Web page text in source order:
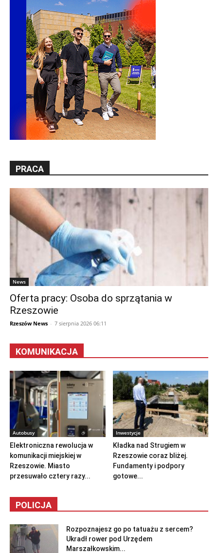
PRACA
News
Oferta pracy: Osoba do sprzątania w
Rzeszowie
Rzeszów News - 7 sierpnia 2026 06:11
KOMUNIKACJA
Autobusy
Elektroniczna rewolucja w
komunikacji miejskiej w
Rzeszowie. Miasto
przesuwało cztery razy...
Inwestycje
Kładka nad Strugiem w
Rzeszowie coraz bliżej.
Fundamenty i podpory
gotowe...
POLICJA
Rozpoznajesz go po tatuażu z sercem?
Ukradł rower pod Urzędem
Marszałkowskim...